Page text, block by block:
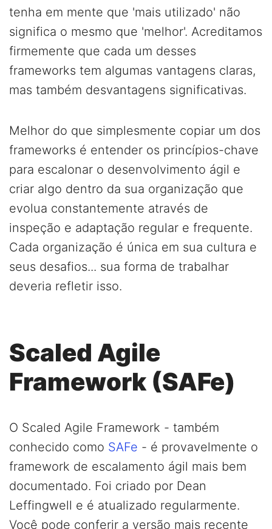
tenha em mente que 'mais utilizado' não
significa o mesmo que 'melhor'. Acreditamos
firmemente que cada um desses
frameworks tem algumas vantagens claras,
mas também desvantagens significativas.
Melhor do que simplesmente copiar um dos
frameworks é entender os princípios-chave
para escalonar o desenvolvimento ágil e
criar algo dentro da sua organização que
evolua constantemente através de
inspeção e adaptação regular e frequente.
Cada organização é única em sua cultura e
seus desafios... sua forma de trabalhar
deveria refletir isso.
Scaled Agile
Framework (SAFe)
O Scaled Agile Framework - também
conhecido como SAFe - é provavelmente o
framework de escalamento ágil mais bem
documentado. Foi criado por Dean
Leffingwell e é atualizado regularmente.
Você pode conferir a versão mais recente